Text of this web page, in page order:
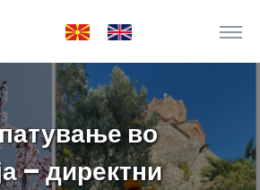
во
– директни